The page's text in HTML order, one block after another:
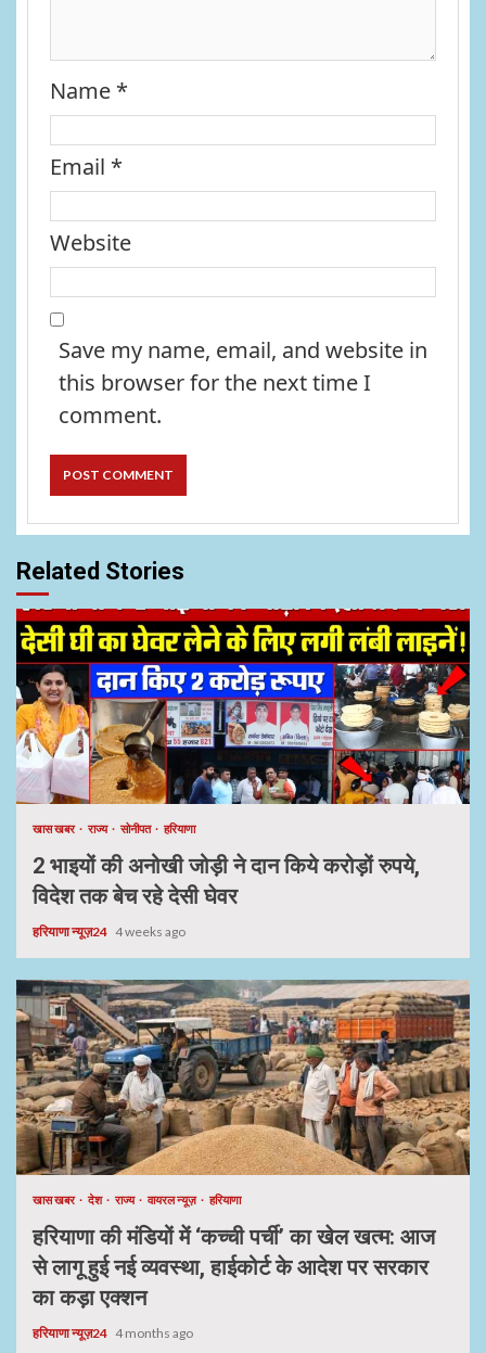
Name *
Email *
Website
Save my name, email, and website in
this browser for the next time I
comment.
Related Stories
खास खबर राज्य सोनीपत हरियाणा
2 भाइयों की अनोखी जोड़ी ने दान किये करोड़ों रुपये,
विदेश तक बेच रहे देसी घेवर
हरियाणा न्यूज़24 4 weeks ago
खास खबर देश राज्य वायरल न्यूज़ हरियाणा
हरियाणा की मंडियों में ‘कच्ची पर्ची’ का खेल खत्म: आज
से लागू हुई नई व्यवस्था, हाईकोर्ट के आदेश पर सरकार
का कड़ा एक्शन
हरियाणा न्यूज़24 4 months ago